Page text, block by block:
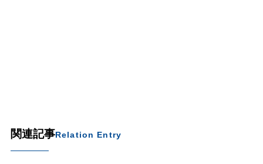
関連記事Relation Entry